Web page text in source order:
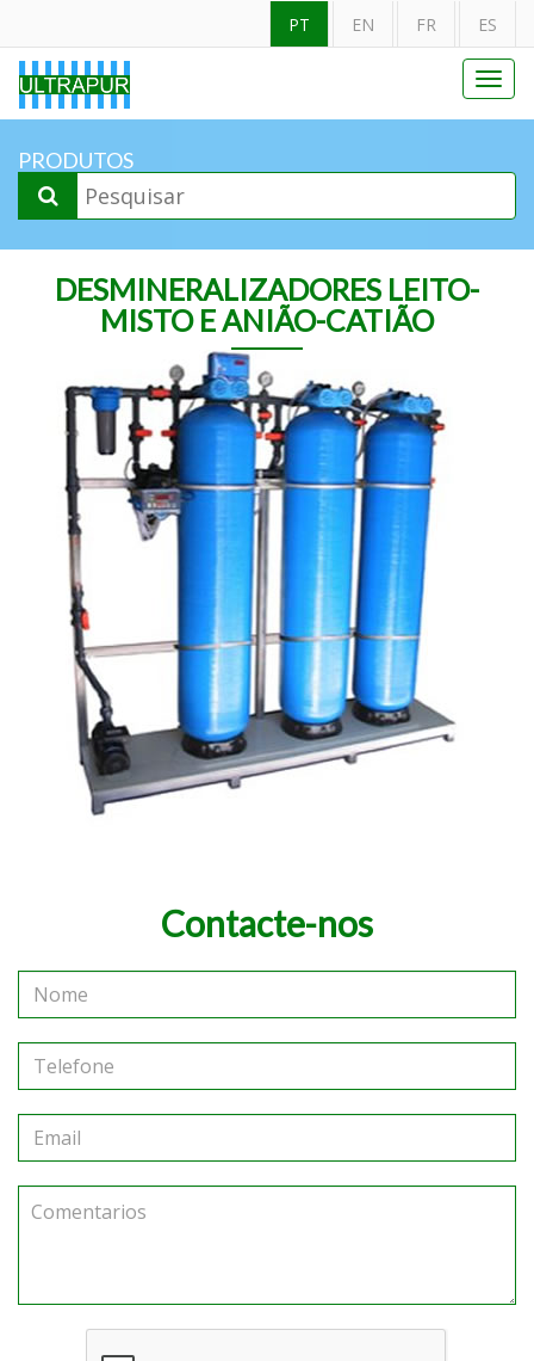
PT EN FR ES
PRODUTOS
DESMINERALIZADORES LEITO-
MISTO E ANIÃO-CATIÃO
Contacte-nos